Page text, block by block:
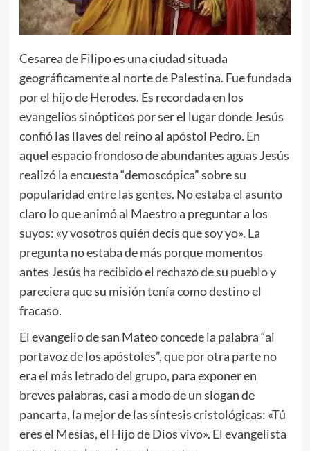
Cesarea de Filipo es una ciudad situada
geográficamente al norte de Palestina. Fue fundada
por el hijo de Herodes. Es recordada en los
evangelios sinópticos por ser el lugar donde Jesús
confió las llaves del reino al apóstol Pedro. En
aquel espacio frondoso de abundantes aguas Jesús
realizó la encuesta “demoscópica” sobre su
popularidad entre las gentes. No estaba el asunto
claro lo que animó al Maestro a preguntar a los
suyos: «y vosotros quién decís que soy yo». La
pregunta no estaba de más porque momentos
antes Jesús ha recibido el rechazo de su pueblo y
pareciera que su misión tenía como destino el
fracaso.
El evangelio de san Mateo concede la palabra “al
portavoz de los apóstoles”, que por otra parte no
era el más letrado del grupo, para exponer en
breves palabras, casi a modo de un slogan de
pancarta, la mejor de las síntesis cristológicas: «Tú
eres el Mesías, el Hijo de Dios vivo». El evangelista